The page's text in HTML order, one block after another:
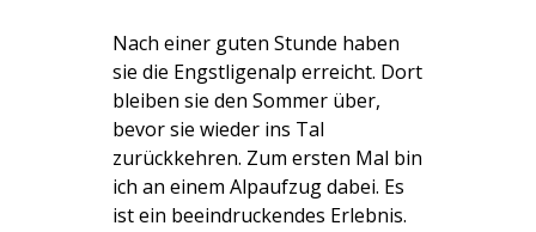
Nach einer guten Stunde haben
sie die Engstligenalp erreicht. Dort
bleiben sie den Sommer über,
bevor sie wieder ins Tal
zurückkehren. Zum ersten Mal bin
ich an einem Alpaufzug dabei. Es
ist ein beeindruckendes Erlebnis.